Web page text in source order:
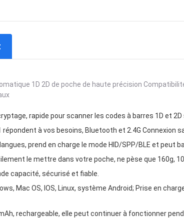
1D 2D de poche de haute précision
rapide pour scanner les codes à barres 1D et 2D
à vos besoins, Bluetooth et 2.4G Connexion
prend en charge le mode HID/SPP/BLE et peut
le mettre dans votre poche, ne pèse que 160g,
capacité, sécurisé et fiable.
Mac OS, IOS, Linux, système Android; Prise en
rechargeable, elle peut continuer à fonctionner